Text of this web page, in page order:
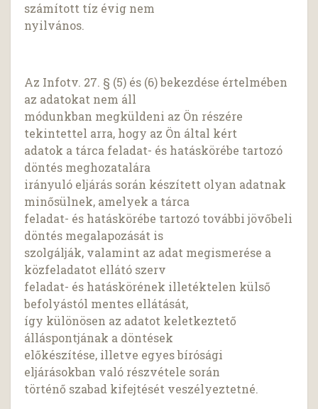
számított tíz évig nem
nyilvános.
Az Infotv. 27. § (5) és (6) bekezdése értelmében
az adatokat nem áll
módunkban megküldeni az Ön részére
tekintettel arra, hogy az Ön által kért
adatok a tárca feladat- és hatáskörébe tartozó
döntés meghozatalára
irányuló eljárás során készített olyan adatnak
minősülnek, amelyek a tárca
feladat- és hatáskörébe tartozó további jövőbeli
döntés megalapozását is
szolgálják, valamint az adat megismerése a
közfeladatot ellátó szerv
feladat- és hatáskörének illetéktelen külső
befolyástól mentes ellátását,
így különösen az adatot keletkeztető
álláspontjának a döntések
előkészítése, illetve egyes bírósági
eljárásokban való részvétele során
történő szabad kifejtését veszélyeztetné.